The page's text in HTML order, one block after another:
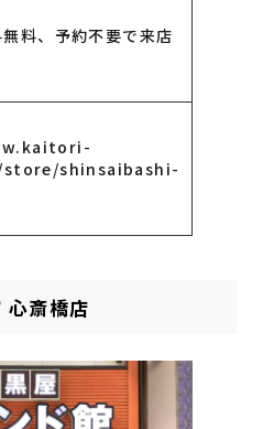
料、予約不要で来店
shinsaibashi-
心斎橋店